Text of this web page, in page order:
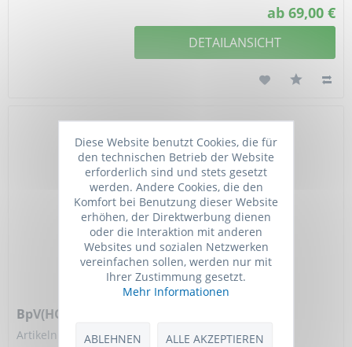
ab 69,00 €
DETAILANSICHT
BpV(HOpic)
Artikelnummer: TGM-T7953-100mg
Diese Website benutzt Cookies, die für
den technischen Betrieb der Website
erforderlich sind und stets gesetzt
werden. Andere Cookies, die den
Komfort bei Benutzung dieser Website
erhöhen, der Direktwerbung dienen
oder die Interaktion mit anderen
Websites und sozialen Netzwerken
vereinfachen sollen, werden nur mit
Ihrer Zustimmung gesetzt.
Mehr Informationen
ABLEHNEN ALLE AKZEPTIEREN